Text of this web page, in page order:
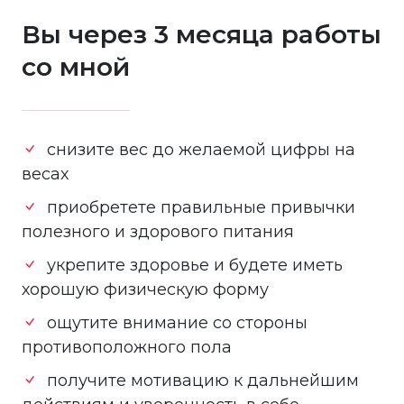
Вы через 3 месяца работы
со мной
снизите вес до желаемой цифры на
весах
приобретете правильные привычки
полезного и здорового питания
укрепите здоровье и будете иметь
хорошую физическую форму
ощутите внимание со стороны
противоположного пола
получите мотивацию к дальнейшим